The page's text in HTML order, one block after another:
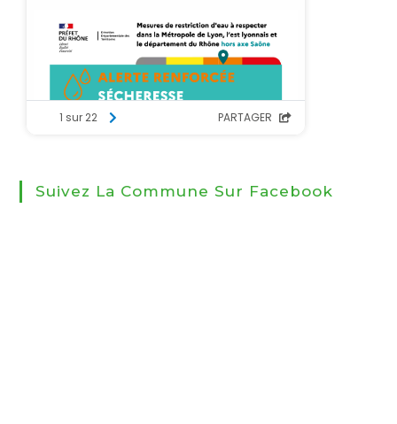
Suivez La Commune Sur Facebook